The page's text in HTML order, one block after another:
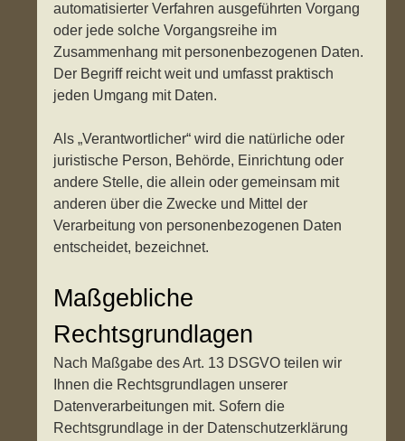
automatisierter Verfahren ausgeführten Vorgang
oder jede solche Vorgangsreihe im
Zusammenhang mit personenbezogenen Daten.
Der Begriff reicht weit und umfasst praktisch
jeden Umgang mit Daten.
Als „Verantwortlicher“ wird die natürliche oder
juristische Person, Behörde, Einrichtung oder
andere Stelle, die allein oder gemeinsam mit
anderen über die Zwecke und Mittel der
Verarbeitung von personenbezogenen Daten
entscheidet, bezeichnet.
Maßgebliche
Rechtsgrundlagen
Nach Maßgabe des Art. 13 DSGVO teilen wir
Ihnen die Rechtsgrundlagen unserer
Datenverarbeitungen mit. Sofern die
Rechtsgrundlage in der Datenschutzerklärung